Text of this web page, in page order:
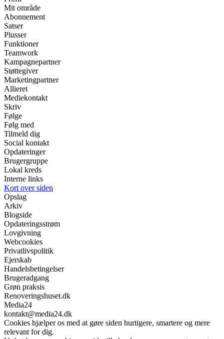
Mit område
Abonnement
Satser
Plusser
Funktioner
Teamwork
Kampagnepartner
Støttegiver
Marketingpartner
Allieret
Mediekontakt
Skriv
Følge
Følg med
Tilmeld dig
Social kontakt
Opdateringer
Brugergruppe
Lokal kreds
Interne links
Kort over siden
Opslag
Arkiv
Blogside
Opdateringsstrøm
Lovgivning
Webcookies
Privatlivspolitik
Ejerskab
Handelsbetingelser
Brugeradgang
Grøn praksis
Renoveringshuset.dk
Media24
kontakt@media24.dk
Cookies hjælper os med at gøre siden hurtigere, smartere og mere
relevant for dig.